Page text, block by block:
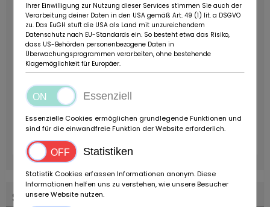
Standort
Ihrer Einwilligung zur Nutzung dieser Services stimmen Sie auch der
Verarbeitung deiner Daten in den USA gemäß Art. 49 (1) lit. a DSGVO
zu. Das EuGH stuft die USA als Land mit unzureichendem
Datenschutz nach EU-Standards ein. So besteht etwa das Risiko,
dass US-Behörden personenbezogene Daten in
Überwachungsprogrammen verarbeiten, ohne bestehende
Klagemöglichkeit für Europäer.
Essenziell
Essenzielle Cookies ermöglichen grundlegende Funktionen und
sind für die einwandfreie Funktion der Website erforderlich.
Statistiken
Statistik Cookies erfassen Informationen anonym. Diese
Informationen helfen uns zu verstehen, wie unsere Besucher
unsere Website nutzen.